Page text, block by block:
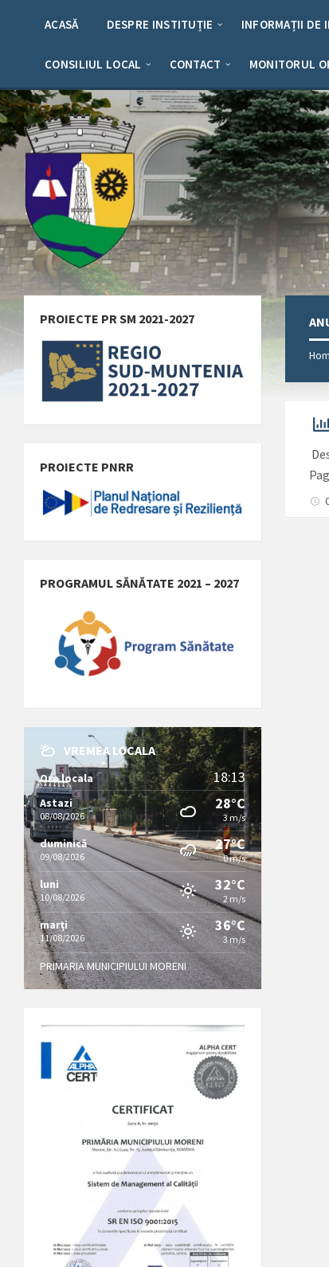
ACASĂ DESPRE INSTITUȚIE INFORMAȚII DE
CONSILIUL LOCAL CONTACT MONITORUL
PROIECTE PR SM 2021-2027
PROIECTE PNRR
PROGRAMUL SĂNĂTATE 2021 – 2027
VREMEA LOCALA
Ora locala 18:13
Astazi
08/08/2026
28°C
3 m/s
duminică
09/08/2026
27°C
0 m/s
luni
10/08/2026
32°C
2 m/s
marți
11/08/2026
36°C
3 m/s
PRIMARIA MUNICIPIULUI MORENI